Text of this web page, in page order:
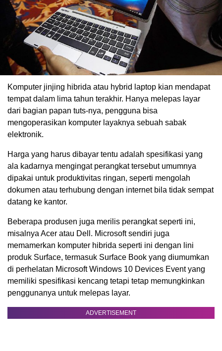
Komputer jinjing hibrida atau hybrid laptop kian mendapat
tempat dalam lima tahun terakhir. Hanya melepas layar
dari bagian papan tuts-nya, pengguna bisa
mengoperasikan komputer layaknya sebuah sabak
elektronik.
Harga yang harus dibayar tentu adalah spesifikasi yang
ala kadarnya mengingat perangkat tersebut umumnya
dipakai untuk produktivitas ringan, seperti mengolah
dokumen atau terhubung dengan internet bila tidak sempat
datang ke kantor.
Beberapa produsen juga merilis perangkat seperti ini,
misalnya Acer atau Dell. Microsoft sendiri juga
memamerkan komputer hibrida seperti ini dengan lini
produk Surface, termasuk Surface Book yang diumumkan
di perhelatan Microsoft Windows 10 Devices Event yang
memiliki spesifikasi kencang tetapi tetap memungkinkan
penggunanya untuk melepas layar.
ADVERTISEMENT